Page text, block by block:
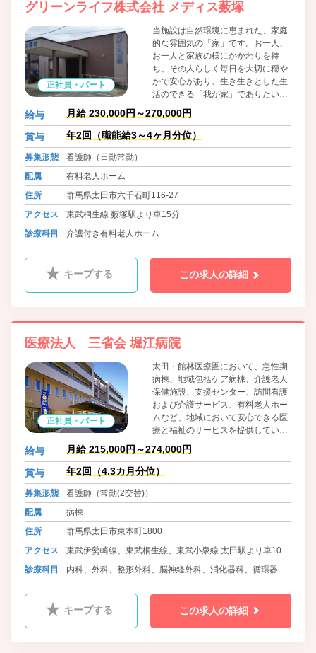
グリーンライフ株式会社 メディス薮塚
正社員・パート
当施設は自然環境に恵まれた、家庭
的な雰囲気の「家」です。お一人、
お一人と家族の様にかかわりを持
ち、その人らしく毎日を大切に穏や
かで安心があり、生き生きとした生
活のできる「我が家」でありたい
と、スタッフ一同、笑顔と真心を込
めて対応しております。 協力医療機
関である病院が隣にあり、受診の際
も待ち時間が少なく、緊急時も迅速
給与 月給 230,000円～270,000円
賞与 年2回（職能給3～4ヶ月分位）
募集形態
看護師（日勤常勤）
配属
有料老人ホーム
住所
群馬県太田市六千石町116-27
アクセス
東武桐生線 薮塚駅より車15分
診療科目
介護付き有料老人ホーム
キープする この求人の詳細
医療法人 三省会 堀江病院
正社員・パート
太田・館林医療圏において、急性期
病棟、地域包括ケア病棟、介護老人
保健施設、支援センター、訪問看護
および介護サービス、有料老人ホー
ムなど、地域において安心できる医
療と福祉のサービスを提供している
医療法人です。 14科の標榜診療科に
加え、膝関節・スポーツ外来、肝臓
外来、乳腺外来、甲状腺外来、下肢
了後の回復期リハビリテーション
さらに周辺の医療機関との連携に基
づいた2次救急を行うなど、地域へ
の貢献を第一に考えた運営を行って
います。
給与 月給 215,000円～274,000円
賞与 年2回（4.3カ月分位）
募集形態
看護師（常勤(2交替)）
配属
病棟
住所
群馬県太田市東本町1800
アクセス
東武伊勢崎線、東武桐生線、東武小泉線 太田駅より車10分
位
診療科目
内科、外科、整形外科、脳神経外科、消化器科、循環器
キープする この求人の詳細